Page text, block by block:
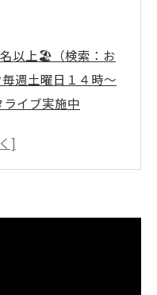
以上🏖️（検索：お
週土曜日１４時～
ブ実施中
」